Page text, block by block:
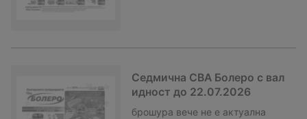
Седмична CBA Болеро с вал
идност до 22.07.2026
брошура вече не е актуална